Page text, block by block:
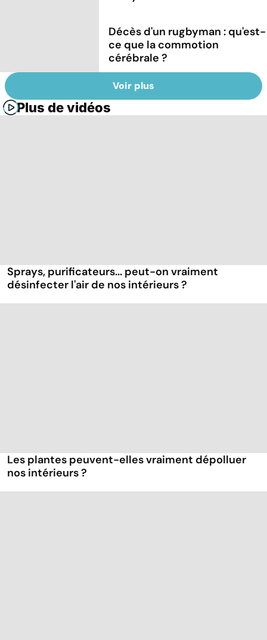
Décès d'un rugbyman : qu'est-
ce que la commotion
cérébrale ?
Voir plus
Plus de vidéos
Sprays, purificateurs... peut-on vraiment
désinfecter l'air de nos intérieurs ?
Les plantes peuvent-elles vraiment dépolluer
nos intérieurs ?